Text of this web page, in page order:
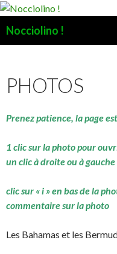
Nocciolino !
PHOTOS
Prenez patience, la page
1 clic sur la photo pour
un clic à droite ou à
clic sur « i » en bas de la
commentaire sur la photo
Les Bahamas et les